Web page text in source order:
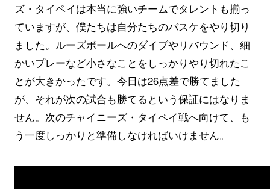
ズ・タイペイは本当に強いチームでタレントも揃っ
ていますが、僕たちは自分たちのバスケをやり切り
ました。ルーズボールへのダイブやリバウンド、細
かいプレーなど小さなことをしっかりやり切れたこ
とが大きかったです。今日は26点差で勝てました
が、それが次の試合も勝てるという保証にはなりま
せん。次のチャイニーズ・タイペイ戦へ向けて、も
う一度しっかりと準備しなければいけません。